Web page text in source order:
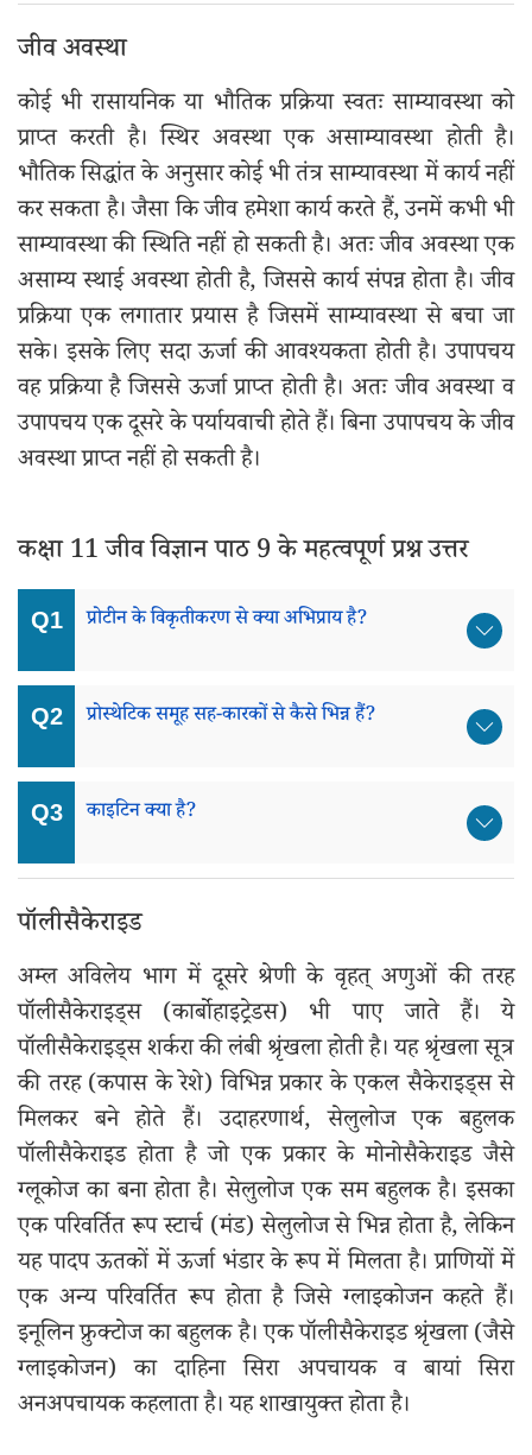
जीव अवस्था
कोई भी रासायनिक या भौतिक प्रक्रिया स्वतः साम्यावस्था को
प्राप्त करती है। स्थिर अवस्था एक असाम्यावस्था होती है।
भौतिक सिद्धांत के अनुसार कोई भी तंत्र साम्यावस्था में कार्य नहीं
कर सकता है। जैसा कि जीव हमेशा कार्य करते हैं, उनमें कभी भी
साम्यावस्था की स्थिति नहीं हो सकती है। अतः जीव अवस्था एक
असाम्य स्थाई अवस्था होती है, जिससे कार्य संपन्न होता है। जीव
प्रक्रिया एक लगातार प्रयास है जिसमें साम्यावस्था से बचा जा
सके। इसके लिए सदा ऊर्जा की आवश्यकता होती है। उपापचय
वह प्रक्रिया है जिससे ऊर्जा प्राप्त होती है। अतः जीव अवस्था व
उपापचय एक दूसरे के पर्यायवाची होते हैं। बिना उपापचय के जीव
अवस्था प्राप्त नहीं हो सकती है।
कक्षा 11 जीव विज्ञान पाठ 9 के महत्वपूर्ण प्रश्न उत्तर
प्रोटीन के विकृतीकरण से क्या अभिप्राय है?
प्रोस्थेटिक समूह सह-कारकों से कैसे भिन्न हैं?
काइटिन क्या है?
पॉलीसैकेराइड
अम्ल अविलेय भाग में दूसरे श्रेणी के वृहत् अणुओं की तरह
पॉलीसैकेराइड्स (कार्बोहाइट्रेडस) भी पाए जाते हैं। ये
पॉलीसैकेराइड्स शर्करा की लंबी श्रृंखला होती है। यह श्रृंखला सूत्र
की तरह (कपास के रेशे) विभिन्न प्रकार के एकल सैकेराइड्स से
मिलकर बने होते हैं। उदाहरणार्थ, सेलुलोज एक बहुलक
पॉलीसैकेराइड होता है जो एक प्रकार के मोनोसैकेराइड जैसे
ग्लूकोज का बना होता है। सेलुलोज एक सम बहुलक है। इसका
एक परिवर्तित रूप स्टार्च (मंड) सेलुलोज से भिन्न होता है, लेकिन
यह पादप ऊतकों में ऊर्जा भंडार के रूप में मिलता है। प्राणियों में
एक अन्य परिवर्तित रूप होता है जिसे ग्लाइकोजन कहते हैं।
इनूलिन फ्रुक्टोज का बहुलक है। एक पॉलीसैकेराइड श्रृंखला (जैसे
ग्लाइकोजन) का दाहिना सिरा अपचायक व बायां सिरा
अनअपचायक कहलाता है। यह शाखायुक्त होता है।